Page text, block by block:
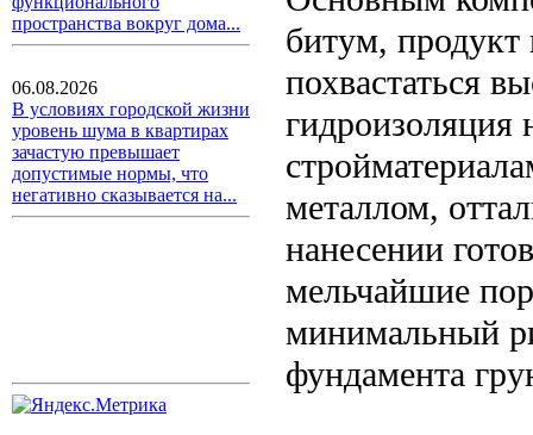
пространства вокруг дома...
06.08.2026
В условиях городской жизни
уровень шума в квартирах
зачастую превышает
допустимые нормы, что
негативно сказывается на...
битум,
похвастаться
металлом,
нанесении
мельчайшие
минимальный
фундамента